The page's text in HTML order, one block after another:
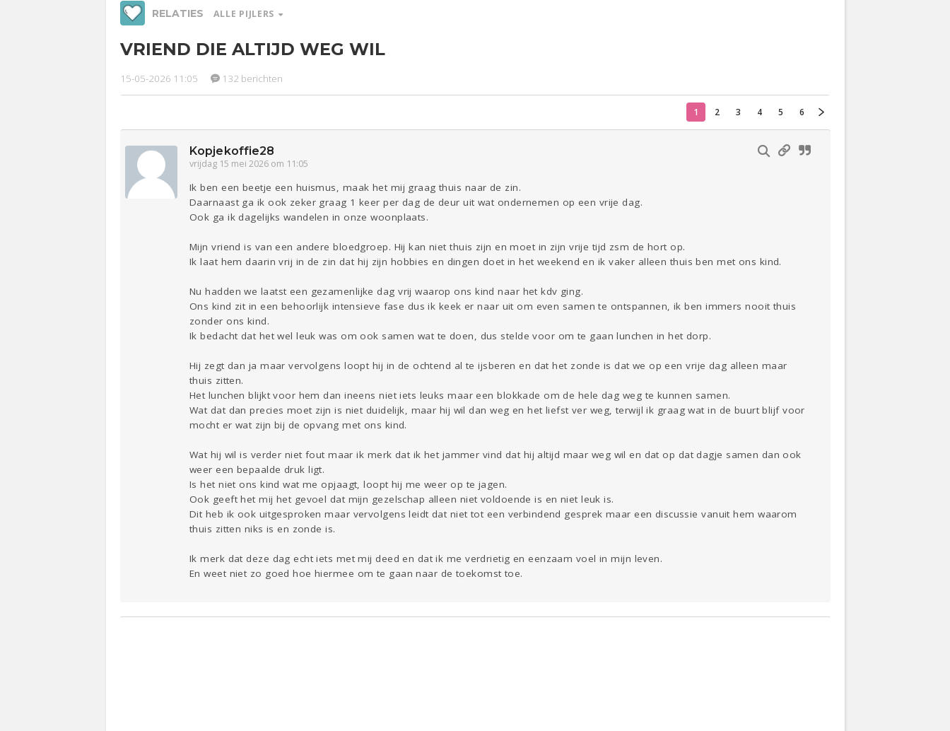
RELATIES ALLE PIJLERS
Beauty
Sport Contact
VRIEND DIE ALTIJD WEG WIL
15-05-2026 11:05 132 berichten
1 2 3 4 5 6
Kopjekoffie28
vrijdag 15 mei 2026 om 11:05
Ik ben een beetje een huismus, maak het mij graag thuis naar de zin.
Daarnaast ga ik ook zeker graag 1 keer per dag de deur uit wat ondernemen op een vrije dag.
Ook ga ik dagelijks wandelen in onze woonplaats.
Mijn vriend is van een andere bloedgroep. Hij kan niet thuis zijn en moet in zijn vrije tijd zsm de hort op.
Ik laat hem daarin vrij in de zin dat hij zijn hobbies en dingen doet in het weekend en ik vaker alleen thuis ben met ons kind.
Nu hadden we laatst een gezamenlijke dag vrij waarop ons kind naar het kdv ging.
Ons kind zit in een behoorlijk intensieve fase dus ik keek er naar uit om even samen te ontspannen, ik ben immers nooit thuis
zonder ons kind.
Ik bedacht dat het wel leuk was om ook samen wat te doen, dus stelde voor om te gaan lunchen in het dorp.
Hij zegt dan ja maar vervolgens loopt hij in de ochtend al te ijsberen en dat het zonde is dat we op een vrije dag alleen maar
thuis zitten.
Het lunchen blijkt voor hem dan ineens niet iets leuks maar een blokkade om de hele dag weg te kunnen samen.
Wat dat dan precies moet zijn is niet duidelijk, maar hij wil dan weg en het liefst ver weg, terwijl ik graag wat in de buurt blijf voor
mocht er wat zijn bij de opvang met ons kind.
Wat hij wil is verder niet fout maar ik merk dat ik het jammer vind dat hij altijd maar weg wil en dat op dat dagje samen dan ook
weer een bepaalde druk ligt.
Is het niet ons kind wat me opjaagt, loopt hij me weer op te jagen.
Ook geeft het mij het gevoel dat mijn gezelschap alleen niet voldoende is en niet leuk is.
Dit heb ik ook uitgesproken maar vervolgens leidt dat niet tot een verbindend gesprek maar een discussie vanuit hem waarom
thuis zitten niks is en zonde is.
Ik merk dat deze dag echt iets met mij deed en dat ik me verdrietig en eenzaam voel in mijn leven.
En weet niet zo goed hoe hiermee om te gaan naar de toekomst toe.